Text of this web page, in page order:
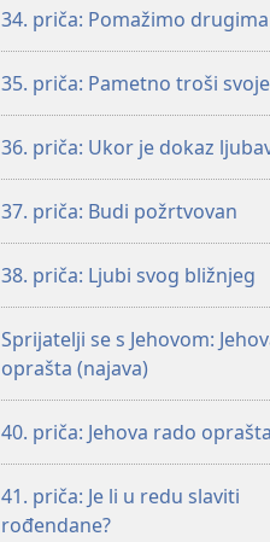
34. priča: Pomažimo drugima
35. priča: Pametno troši
36. priča: Ukor je dokaz
37. priča: Budi požrtvovan
38. priča: Ljubi svog bližnjeg
Sprijatelji se s Jehovom:
oprašta (najava)
40. priča: Jehova rado oprašta
41. priča: Je li u redu slaviti
rođendane?